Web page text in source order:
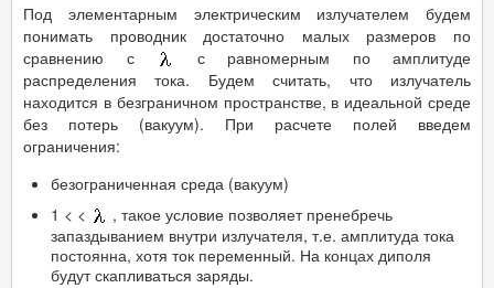
Под элементарным электрическим излучателем будем
понимать проводник достаточно малых размеров по
сравнению с
с равномерным по амплитуде
распределения тока. Будем считать, что излучатель
находится в безграничном пространстве, в идеальной среде
без потерь (вакуум). При расчете полей введем
ограничения:
безограниченная среда (вакуум)
1 < <
, такое условие позволяет пренебречь
запаздыванием внутри излучателя, т.е. амплитуда тока
постоянна, хотя ток переменный. На концах диполя
будут скапливаться заряды.